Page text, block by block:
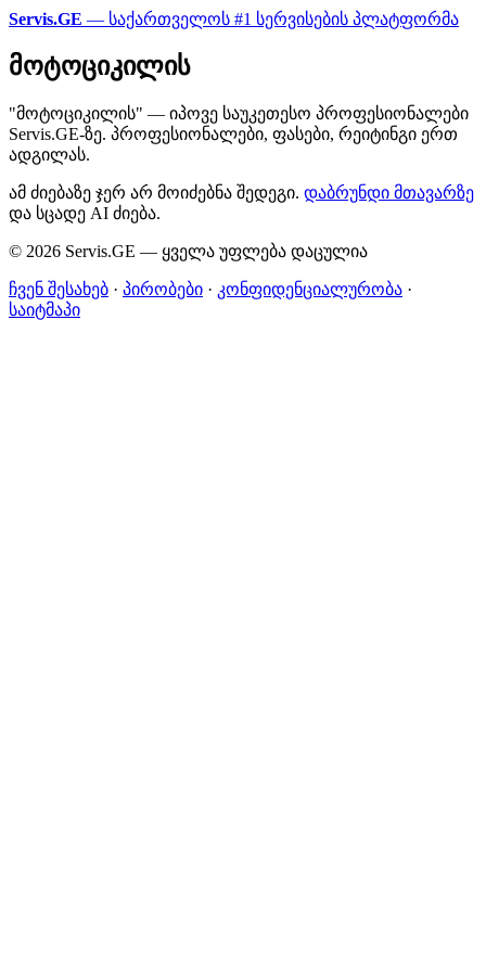
Servis.GE — საქართველოს #1 სერვისების პლატფორმა
მოტოციკილის
"მოტოციკილის" — იპოვე საუკეთესო პროფესიონალები
Servis.GE-ზე. პროფესიონალები, ფასები, რეიტინგი ერთ
ადგილას.
ამ ძიებაზე ჯერ არ მოიძებნა შედეგი. დაბრუნდი მთავარზე
და სცადე AI ძიება.
© 2026 Servis.GE — ყველა უფლება დაცულია
ჩვენ შესახებ · პირობები · კონფიდენციალურობა ·
საიტმაპი